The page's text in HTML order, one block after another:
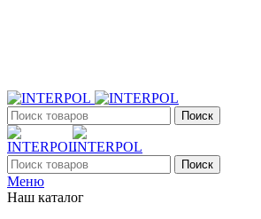
Поиск
Поиск
Меню
Наш каталог